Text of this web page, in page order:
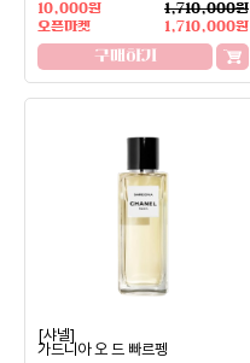
10,000원
1,710,000원
오픈마켓
1,710,000원
구매하기
[샤넬]
가드니아 오 드 빠르펭